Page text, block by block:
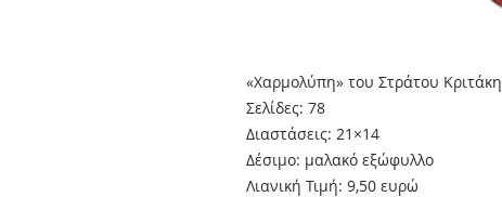
«Χαρμολύπη» του Στράτου Κριτάκη
Σελίδες: 78
Διαστάσεις: 21×14
Δέσιμο: μαλακό εξώφυλλο
Λιανική Τιμή: 9,50 ευρώ